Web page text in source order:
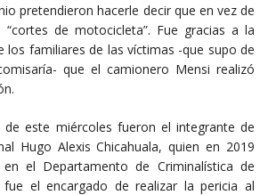
pretendieron hacerle decir que en vez de
de motocicleta”. Fue gracias a la
los familiares de las víctimas -que supo de
que el camionero Mensi realizó
este miércoles fueron el integrante de
Hugo Alexis Chicahuala, quien en 2019
el Departamento de Criminalística de
el encargado de realizar la pericia al